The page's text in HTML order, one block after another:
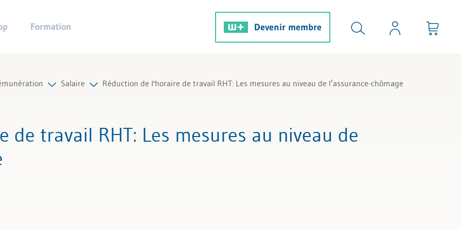
Formation Devenir membre
variables
certificat de salaire
Salaire
Toutes les aides de travail
Réduction de l'horaire de travail RHT: Les mesures au niveau de l’assurance-chômage
de travail RHT: Les mesures au niveau de